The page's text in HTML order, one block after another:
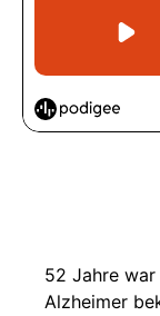
52 Jahre
Alzheimer